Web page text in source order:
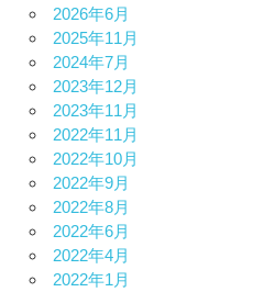
2026年6月
2025年11月
2024年7月
2023年12月
2023年11月
2022年11月
2022年10月
2022年9月
2022年8月
2022年6月
2022年4月
2022年1月